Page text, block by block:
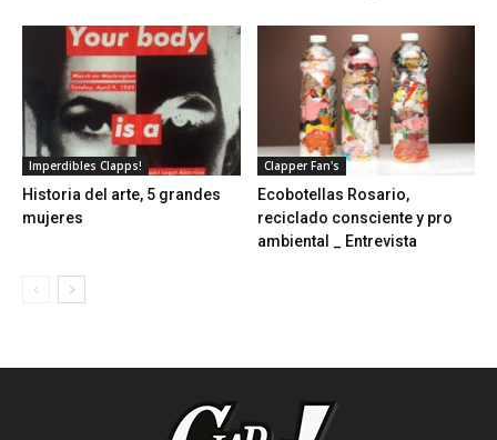
Imperdibles Clapps!
Historia del arte, 5 grandes
mujeres
Clapper Fan's
Ecobotellas Rosario,
reciclado consciente y pro
ambiental _ Entrevista